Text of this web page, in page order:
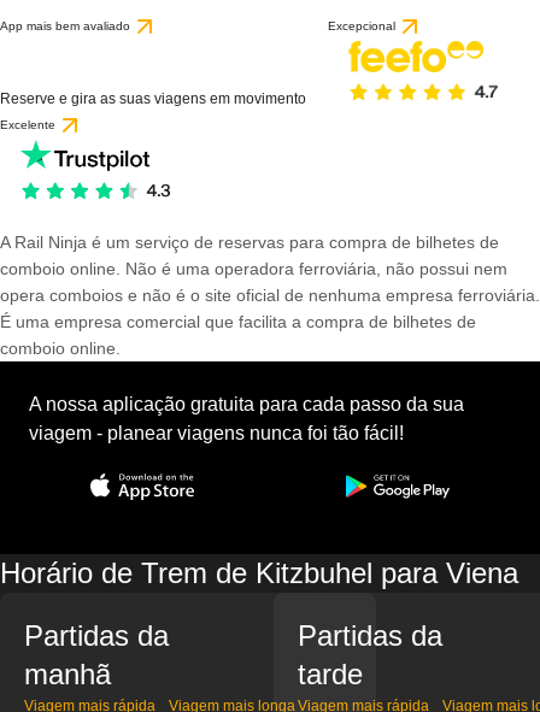
App mais bem avaliado
Reserve e gira as suas viagens em movimento
Excepcional
Excelente
A Rail Ninja é um serviço de reservas para compra de bilhetes de
comboio online. Não é uma operadora ferroviária, não possui nem
opera comboios e não é o site oficial de nenhuma empresa ferroviária.
É uma empresa comercial que facilita a compra de bilhetes de
comboio online.
A nossa aplicação gratuita para cada passo da sua
viagem - planear viagens nunca foi tão fácil!
Horário de Trem de Kitzbuhel para Viena
Partidas da
manhã
Viagem mais rápida Viagem mais longa
Partidas da
tarde
Viagem mais rápida Viagem mais